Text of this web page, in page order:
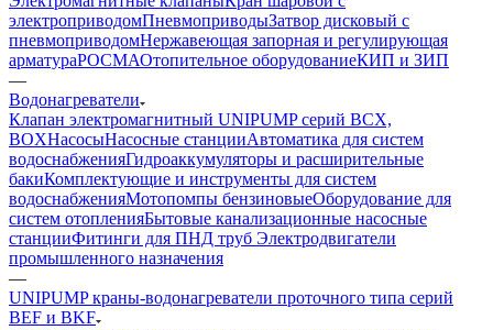
электроприводомПневмоприводыЗатвор дисковый с
пневмоприводомНержавеющая запорная и регулирующая
арматураРОСМАОтопительное оборудованиеКИП и ЗИП
—
Водонагреватели
Клапан электромагнитный UNIPUMP серий BCX,
BOXНасосыНасосные станцииАвтоматика для систем
водоснабженияГидроаккумуляторы и расширительные
бакиКомплектующие и инструменты для систем
водоснабженияМотопомпы бензиновыеОборудование для
систем отопленияБытовые канализационные насосные
станцииФитинги для ПНД труб Электродвигатели
промышленного назначения
—
UNIPUMP краны-водонагреватели проточного типа серий
BEF и BKF